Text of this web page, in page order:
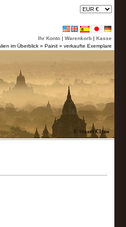
Ihr Konto | Warenkorb | Kasse
im Überblick » Painit » verkaufte Exemplare